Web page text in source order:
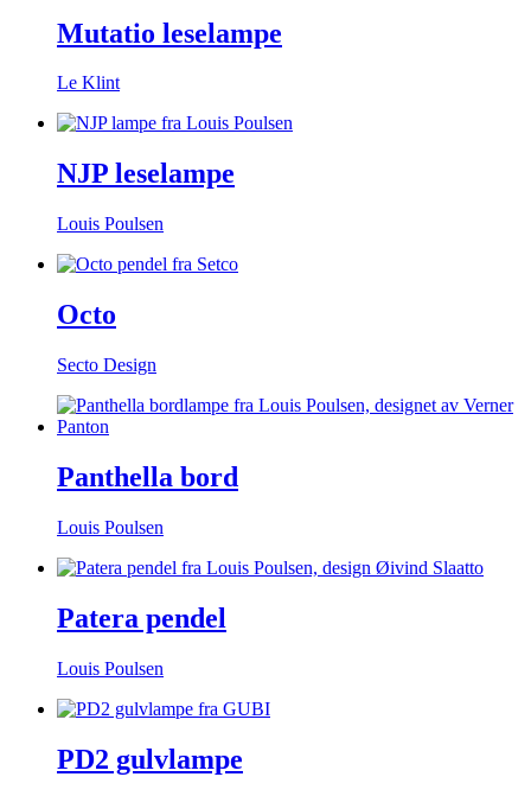
Mutatio leselampe
Le Klint
NJP leselampe
Louis Poulsen
Octo
Secto Design
Panthella bord
Louis Poulsen
Patera pendel
Louis Poulsen
PD2 gulvlampe